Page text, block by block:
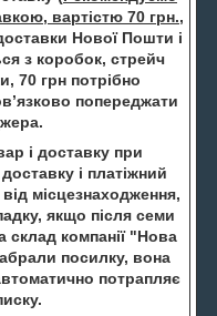
вартістю 70 грн.,
Нової Пошти і
з коробок, стрейч
70 грн потрібно
попереджати
і доставку при
і платіжний
місцезнаходження,
якщо після семи
склад компанії "Нова
посилку, вона
потрапляє